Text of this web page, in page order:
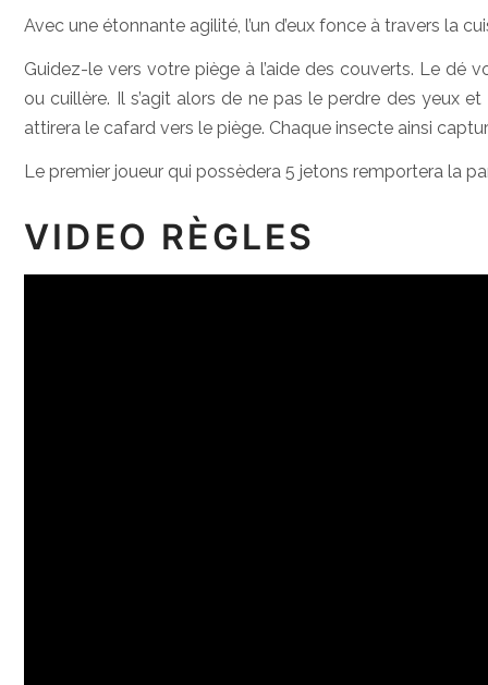
Avec une étonnante agilité, l’un d’eux fonce à travers la
Guidez-le vers votre piège à l’aide des couverts. Le
ou cuillère. Il s’agit alors de ne pas le perdre des yeux
attirera le cafard vers le piège. Chaque insecte ainsi
Le premier joueur qui possèdera 5 jetons remportera la
VIDEO RÈGLES